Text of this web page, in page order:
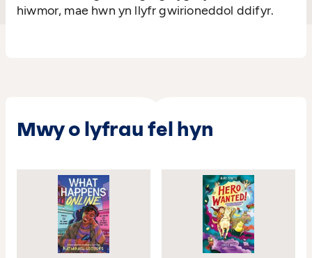
hiwmor, mae hwn yn llyfr gwirioneddol ddifyr.
Mwy o lyfrau fel hyn